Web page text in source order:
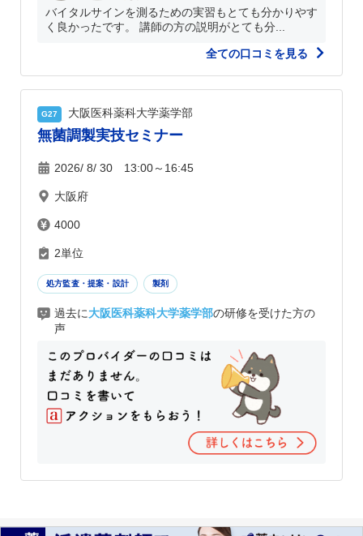
バイタルサインを測るための実習もとても分かりやす
く良かったです。 講師の方の説明がとても分...
全ての口コミを見る
G27 大阪医科薬科大学薬学部
無菌調製実技セミナー
2026/ 8/ 30 13:00～16:45
大阪府
4000
2単位
処方監査・提案・設計 製剤
過去に大阪医科薬科大学薬学部の研修を受けた方の
声